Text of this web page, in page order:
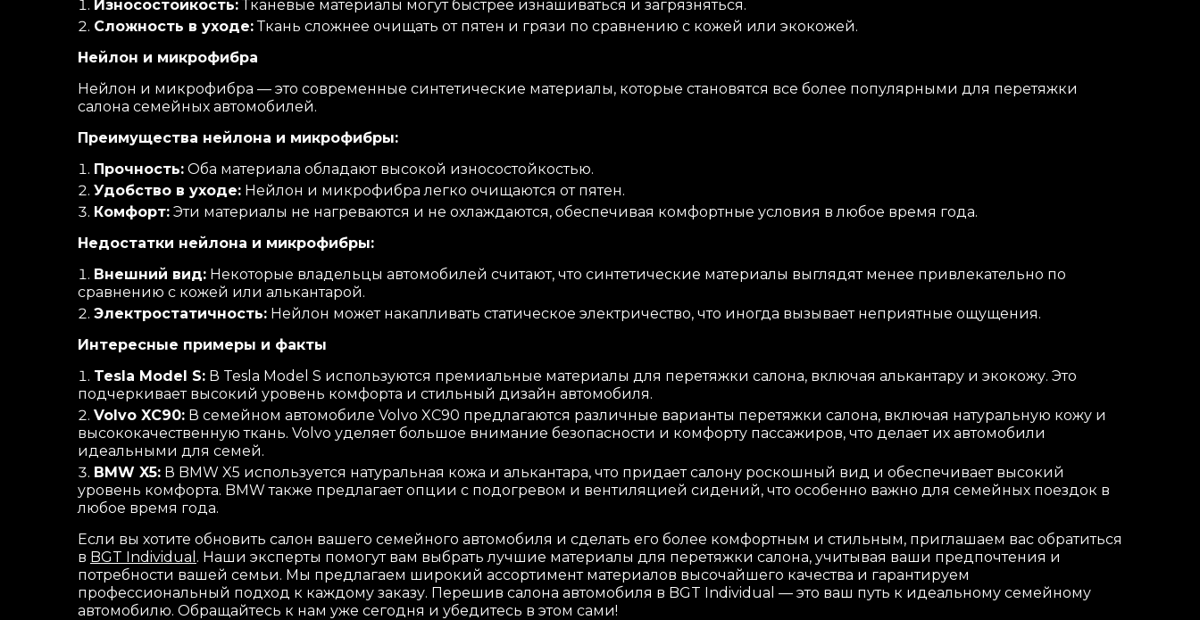
Износостойкость:Тканевые материалы могут быстрее изнашиваться и загрязняться.
Сложность в уходе:Ткань сложнее очищать от пятен и грязи по сравнению с кожей или экокожей.
Нейлон и микрофибра
Нейлон и микрофибра — это современные синтетические материалы, которые становятся все более популярными для перетяжки
салона семейных автомобилей.
Преимущества нейлона и микрофибры:
Прочность: Оба материала обладают высокой износостойкостью.
Удобство в уходе: Нейлон и микрофибра легко очищаются от пятен.
Комфорт: Эти материалы не нагреваются и не охлаждаются, обеспечивая комфортные условия в любое время года.
Недостатки нейлона и микрофибры:
Внешний вид: Некоторые владельцы автомобилей считают, что синтетические материалы выглядят менее привлекательно по
сравнению с кожей или алькантарой.
Электростатичность: Нейлон может накапливать статическое электричество, что иногда вызывает неприятные ощущения.
Интересные примеры и факты
Tesla Model S: В Tesla Model S используются премиальные материалы для перетяжки салона, включая алькантару и экокожу. Это
подчеркивает высокий уровень комфорта и стильный дизайн автомобиля.
Volvo XC90: В семейном автомобиле Volvo XC90 предлагаются различные варианты перетяжки салона, включая натуральную кожу и
высококачественную ткань. Volvo уделяет большое внимание безопасности и комфорту пассажиров, что делает их автомобили
идеальными для семей.
BMW X5: В BMW X5 используется натуральная кожа и алькантара, что придает салону роскошный вид и обеспечивает высокий
уровень комфорта. BMW также предлагает опции с подогревом и вентиляцией сидений, что особенно важно для семейных поездок в
любое время года.
Если вы хотите обновить салон вашего семейного автомобиля и сделать его более комфортным и стильным, приглашаем вас обратиться
в BGT Individual . Наши эксперты помогут вам выбрать лучшие материалы для перетяжки салона, учитывая ваши предпочтения и
потребности вашей семьи. Мы предлагаем широкий ассортимент материалов высочайшего качества и гарантируем
профессиональный подход к каждому заказу. Перешив салона автомобиля в BGT Individual — это ваш путь к идеальному семейному
автомобилю. Обращайтесь к нам уже сегодня и убедитесь в этом сами!